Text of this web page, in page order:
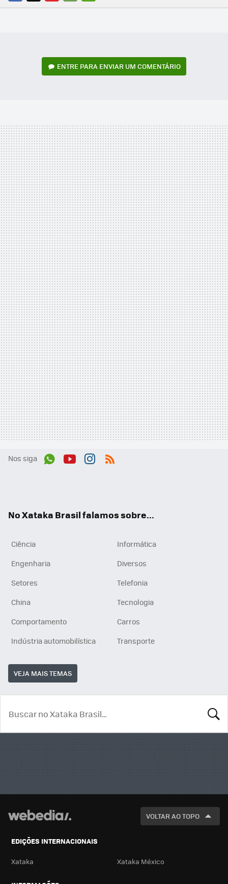
FACEBOOK
TWITTERFLIPBOARD
E-
WHATSAPP
ENTRE PARA ENVIAR UM COMENTÁRIO
Nos siga
No Xataka Brasil falamos sobre...
Ciência
Informática
Engenharia
Diversos
Setores
Telefonia
China
Tecnologia
Comportamento
Carros
Indústria automobilística
Transporte
VEJA MAIS TEMAS
VOLTAR AO TOPO
EDIÇÕES INTERNACIONAIS
Xataka Xataka México